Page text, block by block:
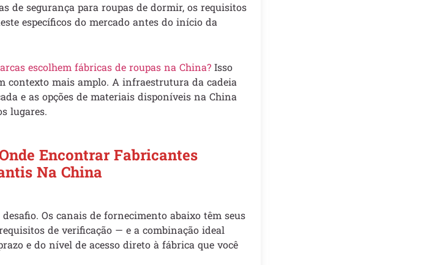
de segurança para roupas de dormir, os requisitos
específicos do mercado antes do início da
escolhem fábricas de roupas na China?Isso
contexto mais amplo. A infraestrutura da cadeia
e as opções de materiais disponíveis na China
lugares.
Encontrar Fabricantes
Na China
Os canais de fornecimento abaixo têm seus
de verificação — e a combinação ideal
e do nível de acesso direto à fábrica que você